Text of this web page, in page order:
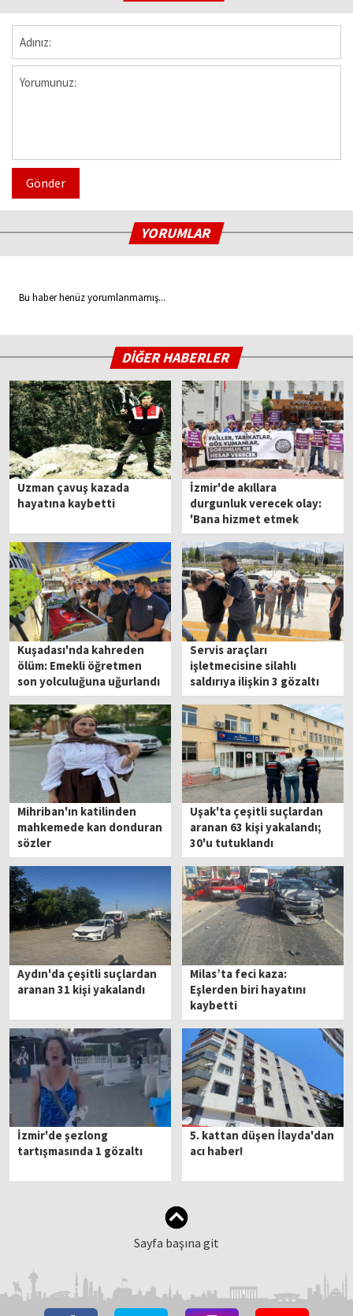
Gönder
YORUMLAR
Bu haber henüz yorumlanmamış...
DİĞER HABERLER
Uzman çavuş kazada
hayatına kaybetti
İzmir'de akıllara
durgunluk verecek olay:
'Bana hizmet etmek
Allah'a hizmettir' diyerek
cinsel saldırıda bulunmuş!
Kuşadası'nda kahreden
ölüm: Emekli öğretmen
son yolculuğuna uğurlandı
Servis araçları
işletmecisine silahlı
saldırıya ilişkin 3 gözaltı
Mihriban'ın katilinden
mahkemede kan donduran
sözler
Uşak'ta çeşitli suçlardan
aranan 63 kişi yakalandı;
30'u tutuklandı
Aydın'da çeşitli suçlardan
aranan 31 kişi yakalandı
Milas’ta feci kaza:
Eşlerden biri hayatını
kaybetti
İzmir'de şezlong
tartışmasında 1 gözaltı
5. kattan düşen İlayda'dan
acı haber!
Sayfa başına git